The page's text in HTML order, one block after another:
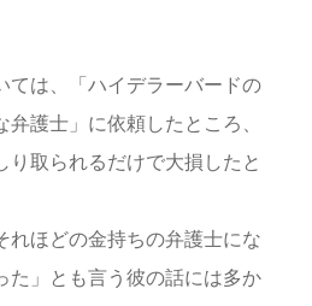
ては、「ハイデラーバードの
護士」に依頼したところ、
り取られるだけで大損したと
れほどの金持ちの弁護士にな
た」とも言う彼の話には多か